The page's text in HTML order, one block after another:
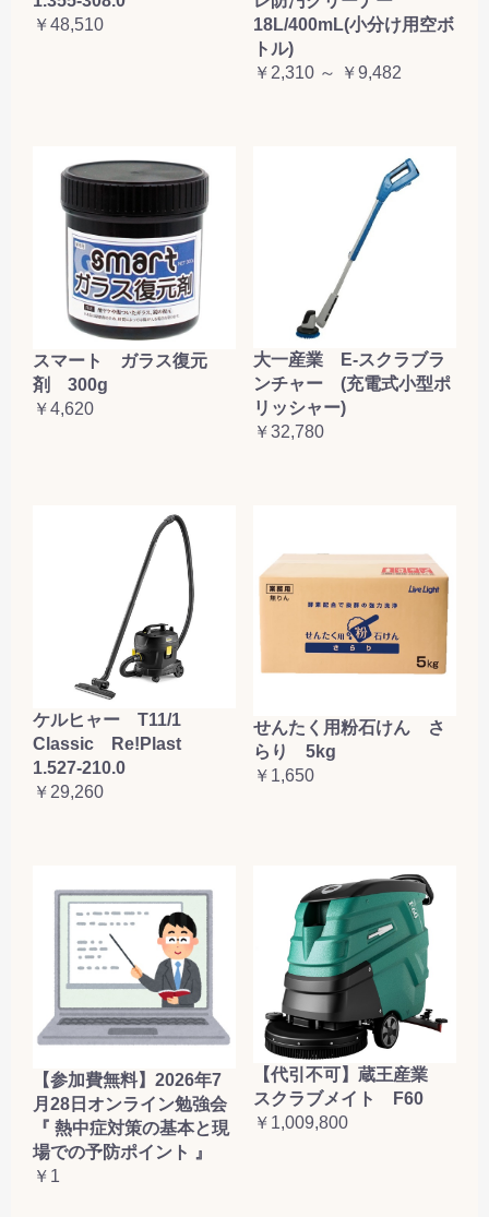
￥48,510
18L/400mL(小分け用空ボ
トル)
￥2,310 ～ ￥9,482
スマート ガラス復元
剤 300g
￥4,620
大一産業 E-スクラブラ
ンチャー (充電式小型ポ
リッシャー)
￥32,780
ケルヒャー T11/1
Classic Re!Plast
1.527-210.0
￥29,260
せんたく用粉石けん さ
らり 5kg
￥1,650
【参加費無料】2026年7
月28日オンライン勉強会
『 熱中症対策の基本と現
場での予防ポイント 』
￥1
【代引不可】蔵王産業
スクラブメイト F60
￥1,009,800